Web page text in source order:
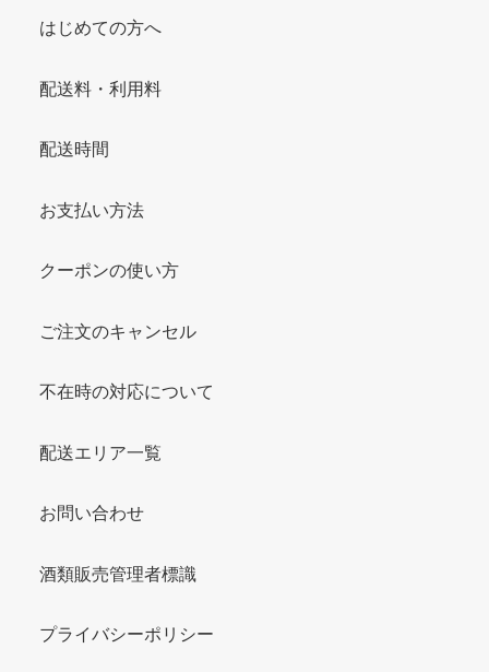
はじめての方へ
配送料・利用料
配送時間
お支払い方法
クーポンの使い方
ご注文のキャンセル
不在時の対応について
配送エリア一覧
お問い合わせ
酒類販売管理者標識
プライバシーポリシー